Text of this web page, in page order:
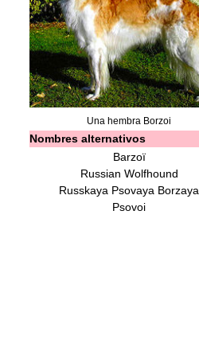
Una hembra Borzoi
Nombres alternativos
Barzoï
Russian Wolfhound
Russkaya Psovaya Borzaya
Psovoi